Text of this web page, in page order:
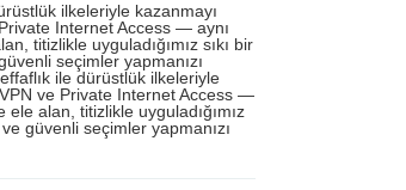
ilkeleriyle kazanmayı
Internet Access — aynı
titizlikle uyguladığımız sıkı bir
seçimler yapmanızı
ile dürüstlük ilkeleriyle
ve Private Internet Access —
alan, titizlikle uyguladığımız
güvenli seçimler yapmanızı